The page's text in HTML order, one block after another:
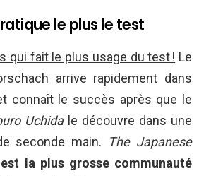
le plus le test
qui fait le plus usage du test ! Le
arrive rapidement dans
connaît le succès après que le
Uchidale découvre dans une
seconde main.
The Japanese
la plus grosse communauté